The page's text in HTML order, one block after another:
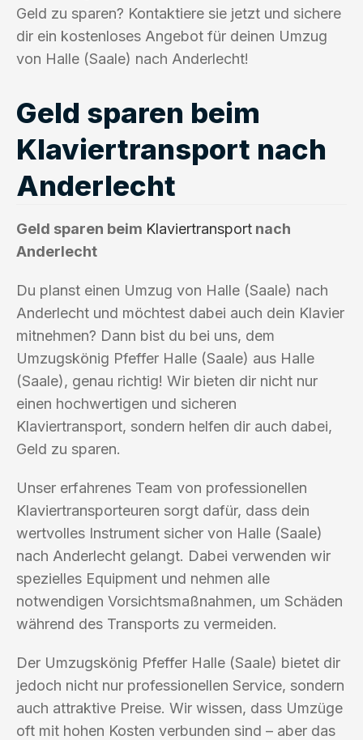
Geld zu sparen? Kontaktiere sie jetzt und sichere
dir ein kostenloses Angebot für deinen Umzug
von Halle (Saale) nach Anderlecht!
Geld sparen beim
Klaviertransport nach
Anderlecht
Geld sparen beim Klaviertransport nach
Anderlecht
Du planst einen Umzug von Halle (Saale) nach
Anderlecht und möchtest dabei auch dein Klavier
mitnehmen? Dann bist du bei uns, dem
Umzugskönig Pfeffer Halle (Saale) aus Halle
(Saale), genau richtig! Wir bieten dir nicht nur
einen hochwertigen und sicheren
Klaviertransport, sondern helfen dir auch dabei,
Geld zu sparen.
Unser erfahrenes Team von professionellen
Klaviertransporteuren sorgt dafür, dass dein
wertvolles Instrument sicher von Halle (Saale)
nach Anderlecht gelangt. Dabei verwenden wir
spezielles Equipment und nehmen alle
notwendigen Vorsichtsmaßnahmen, um Schäden
während des Transports zu vermeiden.
Der Umzugskönig Pfeffer Halle (Saale) bietet dir
jedoch nicht nur professionellen Service, sondern
auch attraktive Preise. Wir wissen, dass Umzüge
oft mit hohen Kosten verbunden sind – aber das